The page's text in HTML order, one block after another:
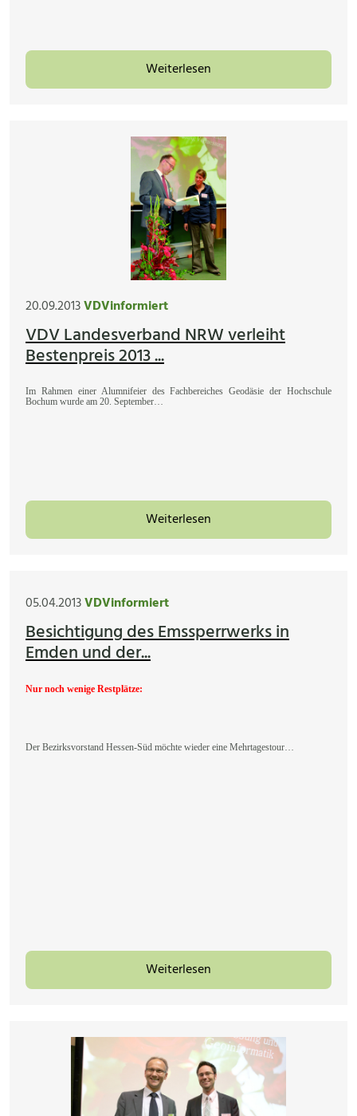
Weiterlesen
20.09.2013VDVinformiert
VDV Landesverband NRW verleiht
Bestenpreis 2013 ...
Im Rahmen einer Alumnifeier des Fachbereiches Geodäsie der Hochschule
Bochum wurde am 20. September…
Weiterlesen
05.04.2013VDVinformiert
Besichtigung des Emssperrwerks in
Emden und der...
Nur noch wenige Restplätze:
Der Bezirksvorstand Hessen-Süd möchte wieder eine Mehrtagestour…
Weiterlesen